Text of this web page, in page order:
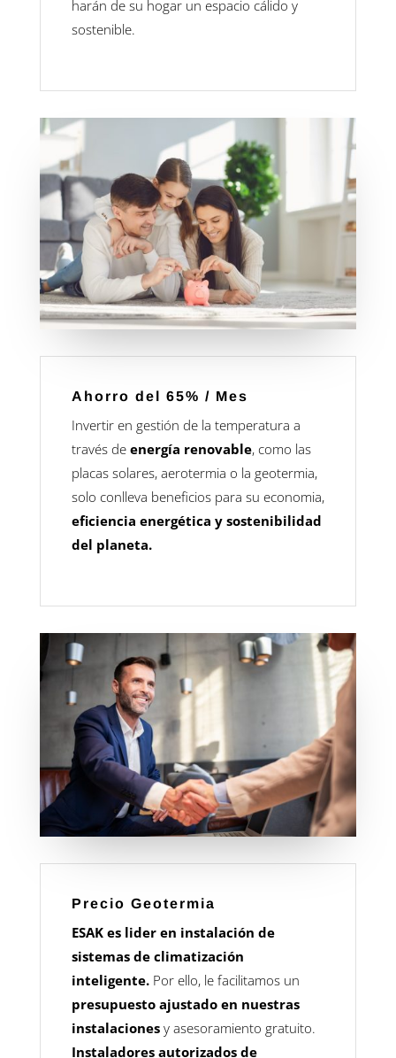
harán de su hogar un espacio cálido y
sostenible.
Ahorro del 65% / Mes
Invertir en gestión de la temperatura a
través de energía renovable, como las
placas solares, aerotermia o la geotermia,
solo conlleva beneficios para su economia,
eficiencia energética y sostenibilidad
del planeta.
Precio Geotermia
ESAK es lider en instalación de
sistemas de climatización
inteligente.Por ello, le facilitamos un
presupuesto ajustado en nuestras
instalaciones y asesoramiento gratuito.
Instaladores autorizados de